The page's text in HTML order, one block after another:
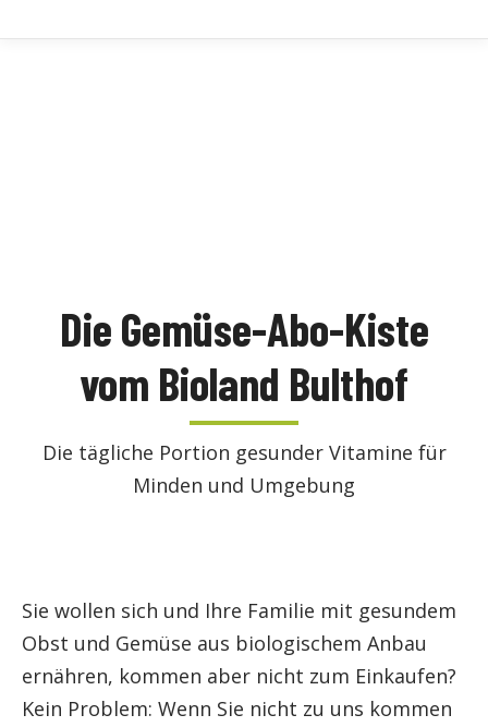
Die Gemüse-Abo-Kiste
vom Bioland Bulthof
Die tägliche Portion gesunder Vitamine für
Minden und Umgebung
Sie wollen sich und Ihre Familie mit gesundem
Obst und Gemüse aus biologischem Anbau
ernähren, kommen aber nicht zum Einkaufen?
Kein Problem: Wenn Sie nicht zu uns kommen